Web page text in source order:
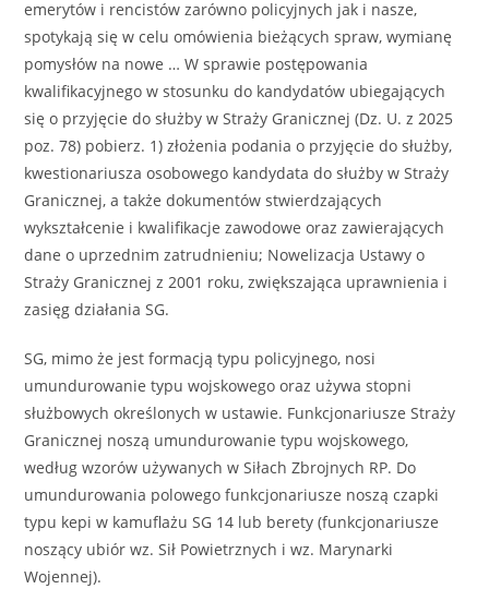
emerytów i rencistów zarówno policyjnych jak i nasze,
spotykają się w celu omówienia bieżących spraw, wymianę
pomysłów na nowe … W sprawie postępowania
kwalifikacyjnego w stosunku do kandydatów ubiegających
się o przyjęcie do służby w Straży Granicznej (Dz. U. z 2025
poz. 78) pobierz. 1) złożenia podania o przyjęcie do służby,
kwestionariusza osobowego kandydata do służby w Straży
Granicznej, a także dokumentów stwierdzających
wykształcenie i kwalifikacje zawodowe oraz zawierających
dane o uprzednim zatrudnieniu; Nowelizacja Ustawy o
Straży Granicznej z 2001 roku, zwiększająca uprawnienia i
zasięg działania SG.
SG, mimo że jest formacją typu policyjnego, nosi
umundurowanie typu wojskowego oraz używa stopni
służbowych określonych w ustawie. Funkcjonariusze Straży
Granicznej noszą umundurowanie typu wojskowego,
według wzorów używanych w Siłach Zbrojnych RP. Do
umundurowania polowego funkcjonariusze noszą czapki
typu kepi w kamuflażu SG 14 lub berety (funkcjonariusze
noszący ubiór wz. Sił Powietrznych i wz. Marynarki
Wojennej).